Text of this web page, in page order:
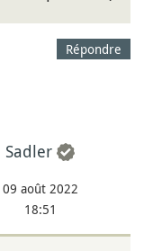
Répondre
Sadler
09 août 2022
18:51